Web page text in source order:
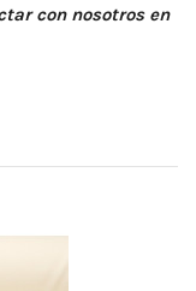
con nosotros en